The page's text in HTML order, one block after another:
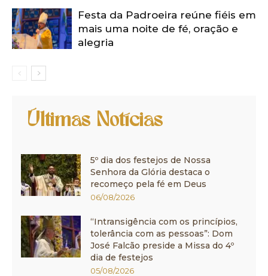
Festa da Padroeira reúne fiéis em
mais uma noite de fé, oração e
alegria
Últimas Notícias
5º dia dos festejos de Nossa
Senhora da Glória destaca o
recomeço pela fé em Deus
06/08/2026
“Intransigência com os princípios,
tolerância com as pessoas”: Dom
José Falcão preside a Missa do 4º
dia de festejos
05/08/2026